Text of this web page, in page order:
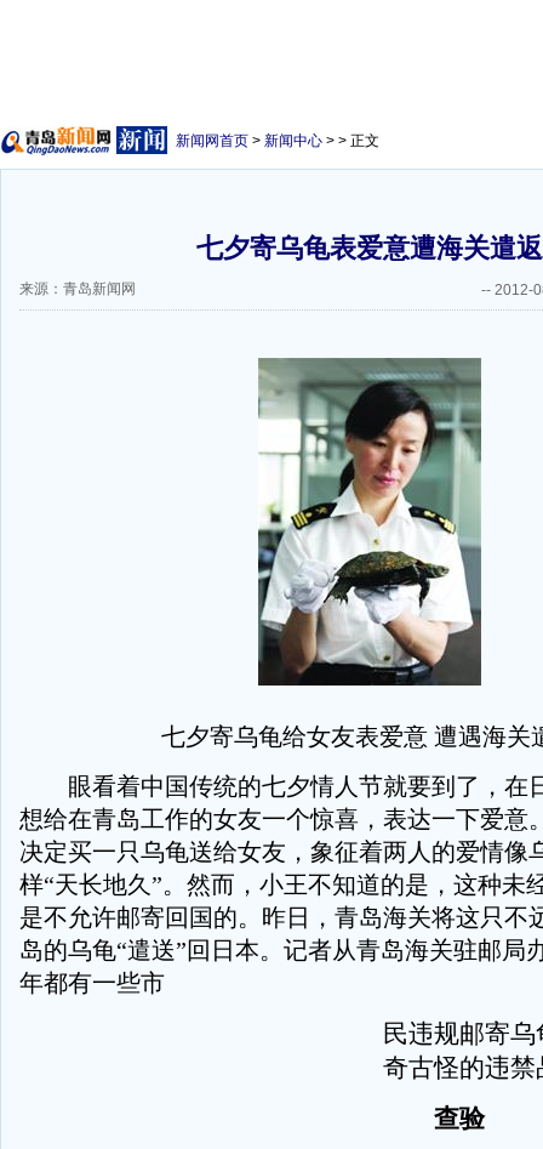
新闻网首页 > 新闻中心 > > 正文
七夕寄乌龟表爱意遭海关遣返
来源：青岛新闻网 -- 2012-
七夕寄乌龟给女友表爱意 遭遇海关
眼看着中国传统的七夕情人节就要到了，在
想给在青岛工作的女友一个惊喜，表达一下爱意
决定买一只乌龟送给女友，象征着两人的爱情像
样“天长地久”。然而，小王不知道的是，这种未
是不允许邮寄回国的。昨日，青岛海关将这只不
岛的乌龟“遣送”回日本。记者从青岛海关驻邮局
年都有一些市
民违规邮寄
奇古怪的违禁
查验